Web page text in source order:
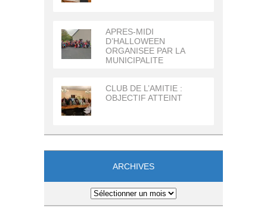
APRES-MIDI
D’HALLOWEEN
ORGANISEE PAR LA
MUNICIPALITE
CLUB DE L’AMITIE :
OBJECTIF ATTEINT
ARCHIVES